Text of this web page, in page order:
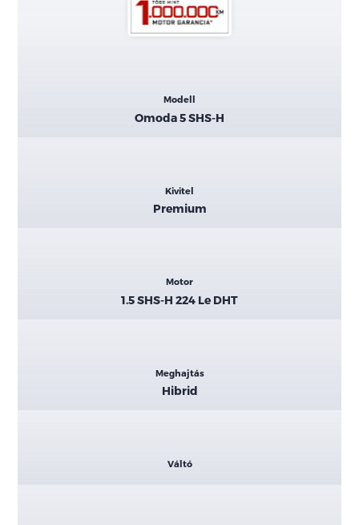
Modell
Omoda 5 SHS-H
Kivitel
Premium
Motor
1.5 SHS-H 224 Le DHT
Meghajtás
Hibrid
Váltó